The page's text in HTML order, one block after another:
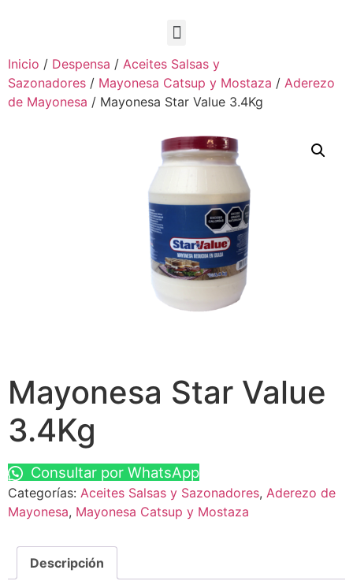
Inicio / Despensa / Aceites Salsas y
Sazonadores / Mayonesa Catsup y Mostaza / Aderezo
de Mayonesa / Mayonesa Star Value 3.4Kg
Mayonesa Star Value
3.4Kg
Consultar por WhatsApp
Categorías: Aceites Salsas y Sazonadores, Aderezo de
Mayonesa, Mayonesa Catsup y Mostaza
Descripción